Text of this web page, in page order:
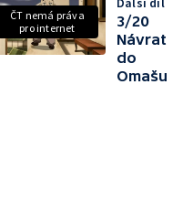
ČT nemá práva
pro internet
3/20
Návrat
do
Omašu